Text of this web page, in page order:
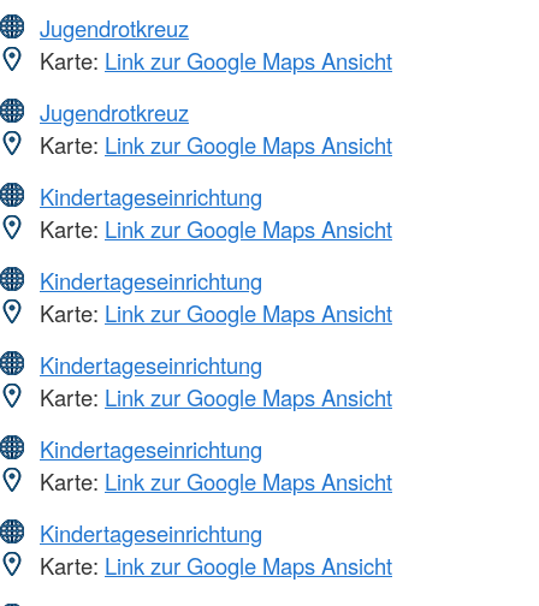
Jugendrotkreuz
Karte: Link zur Google Maps Ansicht
Jugendrotkreuz
Karte: Link zur Google Maps Ansicht
Kindertageseinrichtung
Karte: Link zur Google Maps Ansicht
Kindertageseinrichtung
Karte: Link zur Google Maps Ansicht
Kindertageseinrichtung
Karte: Link zur Google Maps Ansicht
Kindertageseinrichtung
Karte: Link zur Google Maps Ansicht
Kindertageseinrichtung
Karte: Link zur Google Maps Ansicht